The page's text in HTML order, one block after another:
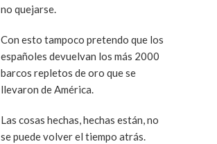
no quejarse.
Con esto tampoco pretendo que los
españoles devuelvan los más 2000
barcos repletos de oro que se
llevaron de América.
Las cosas hechas, hechas están, no
se puede volver el tiempo atrás.